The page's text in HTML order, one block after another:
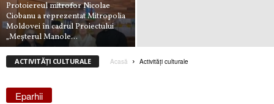
Protoiereul mitrofor Nicolae
Ciobanu a reprezentat Mitropolia
Moldovei în cadrul Proiectului
„Meșterul Manole...
ACTIVITĂȚI CULTURALE Acasă Activități culturale
Eparhii